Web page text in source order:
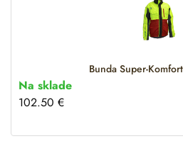
Bunda Super-
Na sklade
102.50 €